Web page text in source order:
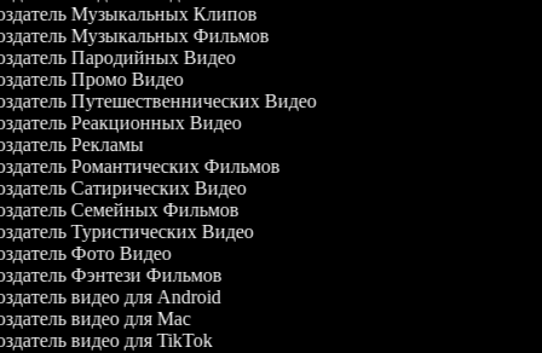
Музыкальных Клипов
Музыкальных Фильмов
Пародийных Видео
Промо Видео
Путешественнических Видео
Реакционных Видео
Рекламы
Романтических Фильмов
Сатирических Видео
Семейных Фильмов
Туристических Видео
Фото Видео
Фэнтези Фильмов
видео для Android
видео для Mac
видео для TikTok